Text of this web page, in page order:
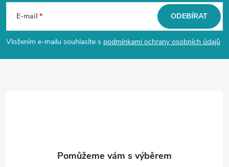
p
a
E-mail
Vložením e-mailu souhlasíte s podmínkami ochrany osobních údajů
ODEBÍRAT